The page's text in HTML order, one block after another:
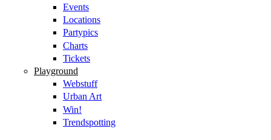
Events
Locations
Partypics
Charts
Tickets
Playground
Webstuff
Urban Art
Win!
Trendspotting